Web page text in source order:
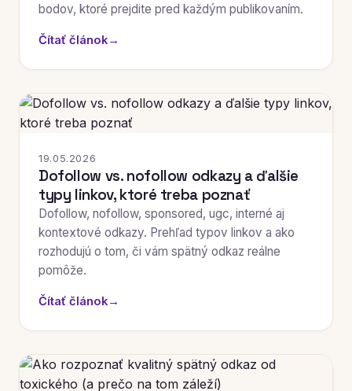
bodov, ktoré prejdite pred každým publikovaním.
Čítať článok→
19.05.2026
Dofollow vs. nofollow odkazy a ďalšie
typy linkov, ktoré treba poznať
Dofollow, nofollow, sponsored, ugc, interné aj
kontextové odkazy. Prehľad typov linkov a ako
rozhodujú o tom, či vám spätný odkaz reálne
pomôže.
Čítať článok→